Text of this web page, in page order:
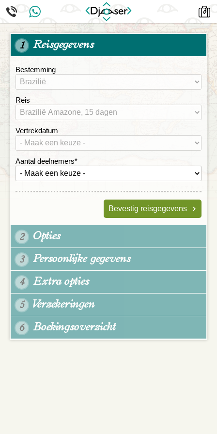
1 Reisgegevens
Bestemming
Reis
Vertrekdatum
Aantal deelnemers*
Bevestig reisgegevens
2 Opties
3 Persoonlijke gegevens
4 Extra opties
5 Verzekeringen
6 Boekingsoverzicht